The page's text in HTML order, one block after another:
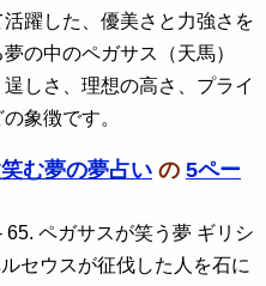
躍した、優美さと力強さを
の中のペガサス（天馬）
しさ、理想の高さ、プライ
象徴です。
む夢の夢占い の 5ペー
65. ペガサスが笑う夢 ギリシ
セウスが征伐した人を石に